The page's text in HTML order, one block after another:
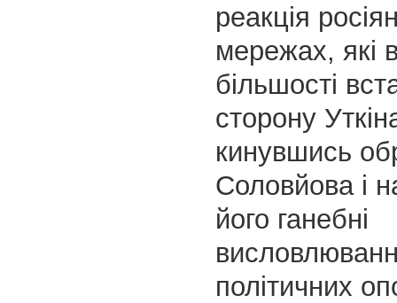
реакція
мережах, які
більшості
сторону
кинувшись
Соловйова і
його ганебні
політичних